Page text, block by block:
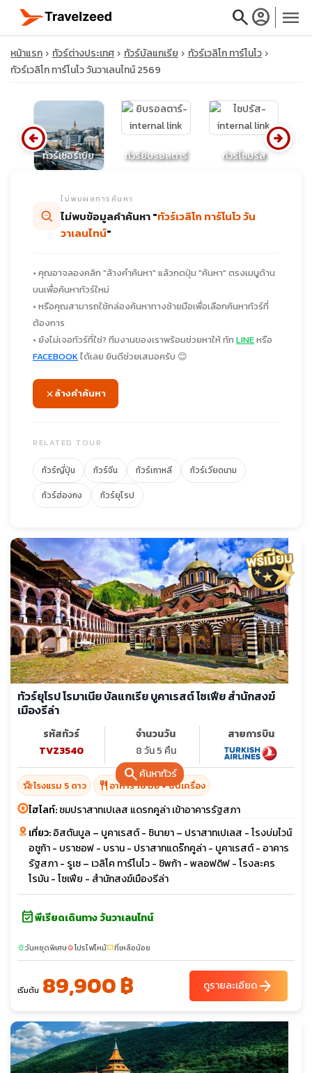
searchaccount_circle menu
close
travel_explore
หน้าแรก ทัวร์ต่างประเทศ ทัวร์บัลแกเรีย
ทัวร์เวลิโก ทาร์โนโว
ทัวร์เวลิโก ทาร์โนโว วันวาเลนไทน์ 2569
ทัวร์เซอร์เบีย ทัวร์ยิบรอลตาร์ ทัวร์ไซปรัส
arrow_circle_left arrow_circle_right
searchค้นหาทัวร์
ไม่พบผลการค้นหา
ไม่พบข้อมูลคำค้นหา "ทัวร์เวลิโก ทาร์โนโว วัน
วาเลนไทน์"
• คุณอาจลองคลิก "ล้างคำค้นหา" แล้วกดปุ่ม "ค้นหา" ตรงเมนูด้าน
บนเพื่อค้นหาทัวร์ใหม่
• หรือคุณสามารถใช้กล่องค้นหาทางซ้ายมือเพื่อเลือกค้นหาทัวร์ที่
ต้องการ
• ยังไม่เจอทัวร์ที่ใช่? ทีมงานของเราพร้อมช่วยหาให้ ทัก LINEหรือ
FACEBOOKได้เลย ยินดีช่วยเสมอครับ 😊
ล้างคำค้นหา
RELATED TOUR
ทัวร์ญี่ปุ่น ทัวร์จีน ทัวร์เกาหลี
ทัวร์เวียดนาม
ทัวร์ฮ่องกง
ทัวร์ยุโรป
ทัวร์ยุโรป โรมาเนีย บัลแกเรีย บูคาเรสต์ โซเฟีย สำนักสงฆ์
เมืองรีล่า
รหัสทัวร์
TVZ3540
จำนวนวัน
8 วัน 5 คืน
สายการบิน
hotel_classโรงแรม 5 ดาว restaurant อาหาร 16 มื้อ + บนเครื่อง
ไฮไลท์:ชมปราสาทเปเลส แดรกคูล่า เข้าอาคารรัฐสภา
เที่ยว:อิสตันบูล – บูคาเรสต์ - ซินายา – ปราสาทเปเลส - โรงบ่มไวน์
อซูก้า - บราซอฟ - บราน - ปราสาทแดร๊กคูล่า - บูคาเรสต์ - อาคาร
รัฐสภา - รูเซ – เวลิโค ทาร์โนโว - ชิพก้า - พลอฟดิฟ - โรงละคร
โรมัน - โซเฟีย - สำนักสงฆ์เมืองรีล่า
event_availableพีเรียดเดินทาง วันวาเลนไทน์
sunnyวันหยุดพิเศษlocal_fire_departmentโปรไฟไหม้confirmation_numberที่เหลือน้อย
เริ่มต้น 89,900 ฿ ดูรายละเอียดarrow_forward